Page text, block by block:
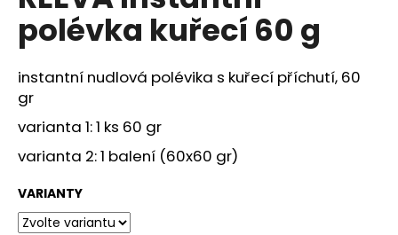
5
hvězdiček.
polévka kuřecí 60 g
instantní nudlová polévika s kuřecí příchutí, 60
gr
varianta 1: 1 ks 60 gr
varianta 2: 1 balení (60x60 gr)
VARIANTY
a
j
í
t
?